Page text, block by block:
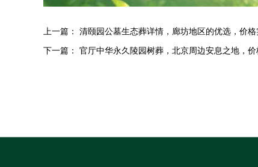
上一篇： 清颐园公墓生态葬详情，廊坊地区的优选，价格
下一篇： 官厅中华永久陵园树葬，北京周边安息之地，价